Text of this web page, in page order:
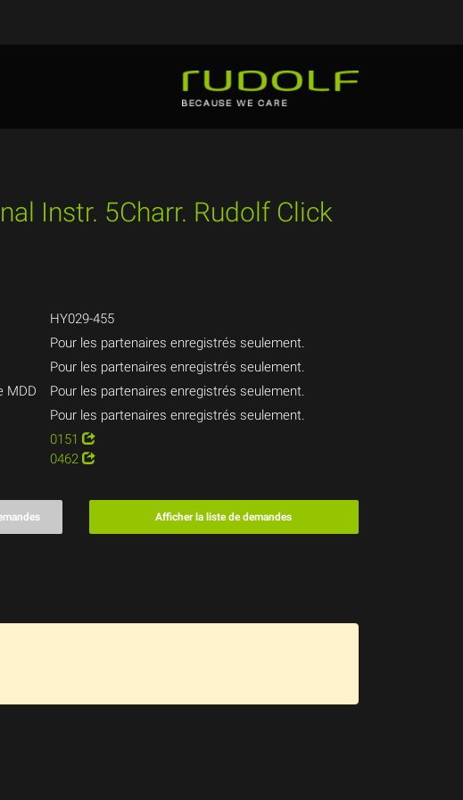
Instr. 5Charr. Rudolf Click
HY029-455
Pour les partenaires enregistrés seulement.
Pour les partenaires enregistrés seulement.
MDD
Pour les partenaires enregistrés seulement.
Pour les partenaires enregistrés seulement.
0151
0462
Afficher la liste de demandes